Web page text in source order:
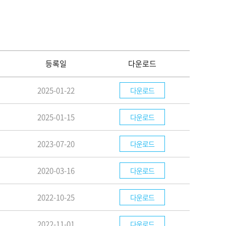
등록일 다운로드
2025-01-22 다운로드
2025-01-15 다운로드
2023-07-20 다운로드
2020-03-16 다운로드
2022-10-25 다운로드
다운로드